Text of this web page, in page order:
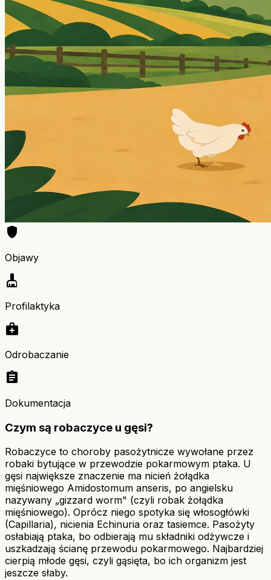
shield
Objawy
cleaning_services
Profilaktyka
medical_services
Odrobaczanie
assignment
Dokumentacja
Czym są robaczyce u gęsi?
Robaczyce to choroby pasożytnicze wywołane przez
robaki bytujące w przewodzie pokarmowym ptaka. U
gęsi największe znaczenie ma nicień żołądka
mięśniowego Amidostomum anseris, po angielsku
nazywany „gizzard worm" (czyli robak żołądka
mięśniowego). Oprócz niego spotyka się włosogłówki
(Capillaria), nicienia Echinuria oraz tasiemce. Pasożyty
osłabiają ptaka, bo odbierają mu składniki odżywcze i
uszkadzają ścianę przewodu pokarmowego. Najbardziej
cierpią młode gęsi, czyli gąsięta, bo ich organizm jest
jeszcze słaby.